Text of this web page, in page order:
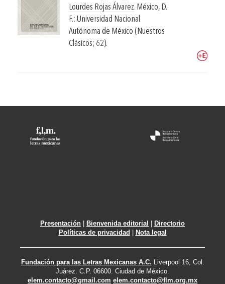
Lourdes Rojas Álvarez. México, D.
F.: Universidad Nacional
Autónoma de México (Nuestros
Clásicos; 62).
Presentación Bienvenida editorial
Directorio
Políticas de privacidad
Nota legal
Fundación para las Letras Mexicanas A.C. Liverpool 16, Col.
Juárez. C.P. 06600. Ciudad de México.
elem.contacto@gmail.com elem.contacto@flm.org.mx